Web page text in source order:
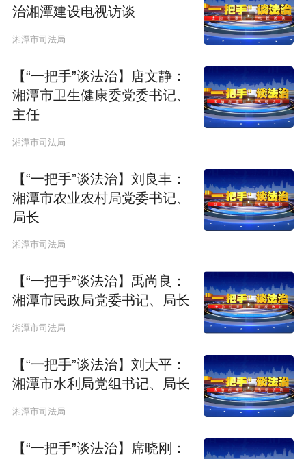
r
e
n
治湘潭建设电视访谈
湘潭市司法局
【“一把手”谈法治】唐文静：
湘潭市卫生健康委党委书记、
主任
湘潭市司法局
【“一把手”谈法治】刘良丰：
湘潭市农业农村局党委书记、
局长
湘潭市司法局
【“一把手”谈法治】禹尚良：
湘潭市民政局党委书记、局长
湘潭市司法局
【“一把手”谈法治】刘大平：
湘潭市水利局党组书记、局长
湘潭市司法局
【“一把手”谈法治】席晓刚：